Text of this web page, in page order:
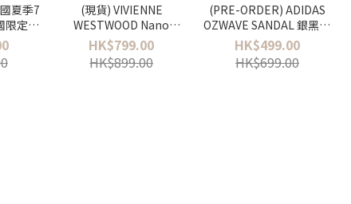
夏季7
限定
餃子袋
WL
Mini
(現貨) VIVIENNE
WESTWOOD Nano
Solitaire Earrings
HK$799.00
HK$899.00
(PRE-ORDER) ADIDAS
OZWAVE SANDAL 銀黑色
韓國8折優惠中🩶
HK$499.00
HK$699.00